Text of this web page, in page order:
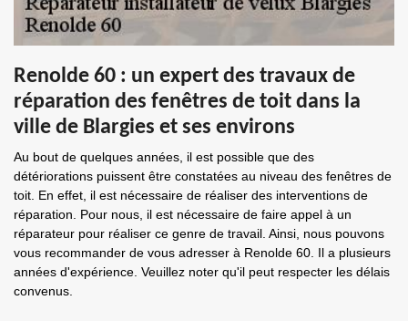
Renolde 60 : un expert des travaux de
réparation des fenêtres de toit dans la
ville de Blargies et ses environs
Au bout de quelques années, il est possible que des
détériorations puissent être constatées au niveau des fenêtres de
toit. En effet, il est nécessaire de réaliser des interventions de
réparation. Pour nous, il est nécessaire de faire appel à un
réparateur pour réaliser ce genre de travail. Ainsi, nous pouvons
vous recommander de vous adresser à Renolde 60. Il a plusieurs
années d'expérience. Veuillez noter qu'il peut respecter les délais
convenus.